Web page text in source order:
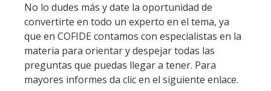
No lo dudes más y date la oportunidad de
convertirte en todo un experto en el tema, ya
que en COFIDE contamos con especialistas en la
materia para orientar y despejar todas las
preguntas que puedas llegar a tener. Para
mayores informes da clic en el siguiente enlace.